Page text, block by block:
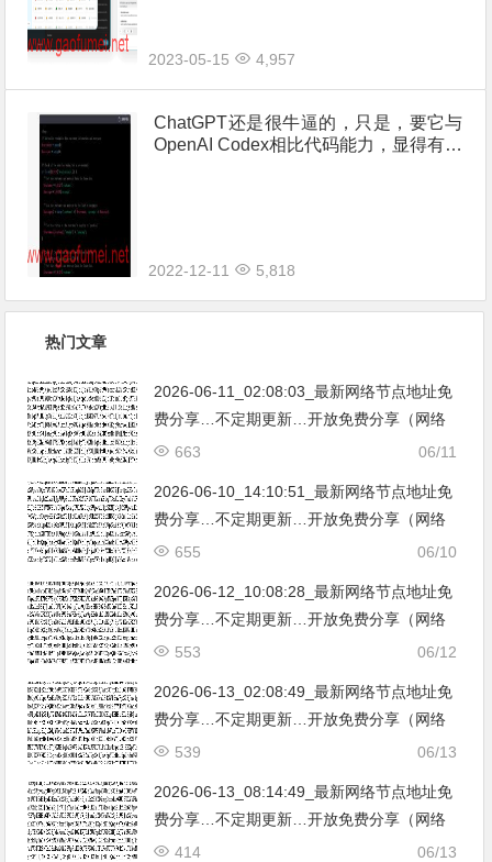
2023-05-15 4,957
ChatGPT还是很牛逼的，只是，要它与
OpenAI Codex相比代码能力，显得有些
2022-12-11 5,818
热门文章
2026-06-11_02:08:03_最新网络节点地址免
费分享…不定期更新…开放免费分享（网络
免费节点香港|日本|韩国|新加坡|台湾|马来西
06/11
663
2026-06-10_14:10:51_最新网络节点地址免
费分享…不定期更新…开放免费分享（网络
免费节点香港|日本|韩国|新加坡|台湾|马来西
06/10
655
2026-06-12_10:08:28_最新网络节点地址免
费分享…不定期更新…开放免费分享（网络
免费节点香港|日本|韩国|新加坡|台湾|马来西
06/12
553
2026-06-13_02:08:49_最新网络节点地址免
费分享…不定期更新…开放免费分享（网络
免费节点香港|日本|韩国|新加坡|台湾|马来西
06/13
539
2026-06-13_08:14:49_最新网络节点地址免
费分享…不定期更新…开放免费分享（网络
免费节点香港|日本|韩国|新加坡|台湾|马来西
06/13
414